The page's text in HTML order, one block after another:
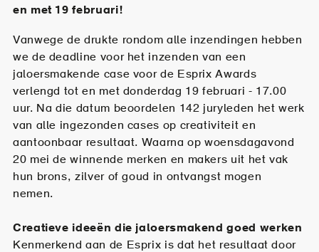
en met 19 februari!
Vanwege de drukte rondom alle inzendingen hebben
we de deadline voor het inzenden van een
jaloersmakende case voor de Esprix Awards
verlengd tot en met donderdag 19 februari - 17.00
uur. Na die datum beoordelen 142 juryleden het werk
van alle ingezonden cases op creativiteit en
aantoonbaar resultaat. Waarna op woensdagavond
20 mei de winnende merken en makers uit het vak
hun brons, zilver of goud in ontvangst mogen
nemen.
Creatieve ideeën die jaloersmakend goed werken
Kenmerkend aan de Esprix is dat het resultaat door